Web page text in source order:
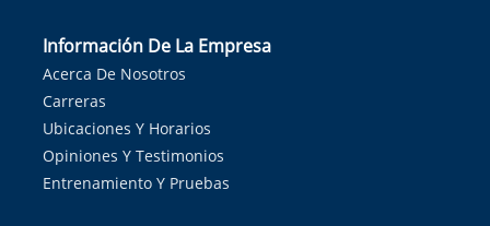
Información De La Empresa
Acerca De Nosotros
Carreras
Ubicaciones Y Horarios
Opiniones Y Testimonios
Entrenamiento Y Pruebas